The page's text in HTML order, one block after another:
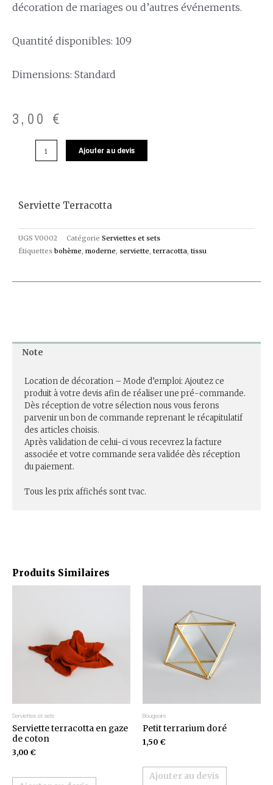
décoration de mariages ou d’autres événements.
Quantité disponibles: 109
Dimensions: Standard
3,00 €
Ajouter au devis
Produits Similaires
Serviettes et sets
Serviette terracotta en gaze
de coton
3,00 €
Bougeoirs
Petit terrarium doré
1,50 €
Ajouter au devis
Serviette Terracotta
UGS V0002 Catégorie Serviettes et sets
Étiquettes bohème, moderne, serviette, terracotta, tissu
Note
Location de décoration – Mode d’emploi: Ajoutez ce
produit à votre devis afin de réaliser une pré-commande.
Dès réception de votre sélection nous vous ferons
parvenir un bon de commande reprenant le récapitulatif
des articles choisis.
Après validation de celui-ci vous recevrez la facture
associée et votre commande sera validée dès réception
du paiement.
Tous les prix affichés sont tvac.